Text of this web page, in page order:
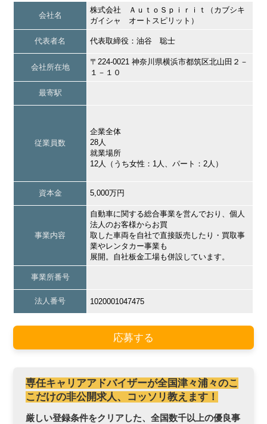
会社名
株式会社 ＡｕｔｏＳｐｉｒｉｔ（カブシキ
ガイシャ オートスピリット）
代表者名 代表取締役：油谷 聡士
会社所在地
〒224-0021 神奈川県横浜市都筑区北山田２－
１－１０
最寄駅
従業員数
企業全体
28人
就業場所
12人（うち女性：1人、パート：2人）
資本金 5,000万円
事業内容
自動車に関する総合事業を営んでおり、個人
法人のお客様からお買
取した車両を自社で直接販売したり・買取事
業やレンタカー事業も
展開。自社板金工場も併設しています。
事業所番号
法人番号 1020001047475
応募する
専任キャリアアドバイザーが全国津々浦々のこ
こだけの非公開求人、コッソリ教えます！
厳しい登録条件をクリアした、全国数千以上の優良事